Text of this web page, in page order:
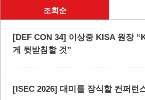
조회순
[DEF CON 34] 이상중 KISA 원장
게 뒷받침할 것”
[ISEC 2026] 대미를 장식할 컨퍼런